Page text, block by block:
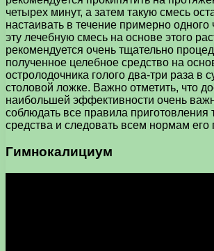
четырех минут, а затем такую смесь
настаивать в течение примерно одного
эту лечебную смесь на основе этого
рекомендуется очень тщательно
полученное целебное средство на
остролодочника голого два-три раза в
столовой ложке. Важно отметить, что
наибольшей эффективности очень
соблюдать все правила приготовления
средства и следовать всем нормам его
Гимнокалициум